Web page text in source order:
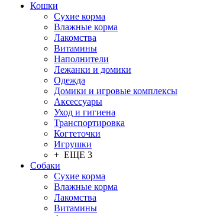
Кошки
Сухие корма
Влажные корма
Лакомства
Витамины
Наполнители
Лежанки и домики
Одежда
Домики и игровые комплексы
Аксессуары
Уход и гигиена
Транспортировка
Когтеточки
Игрушки
+ ЕЩЕ 3
Собаки
Сухие корма
Влажные корма
Лакомства
Витамины